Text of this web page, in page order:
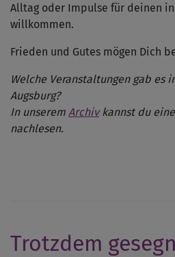
Alltag oder Impulse für deinen
willkommen.
Frieden und Gutes mögen Dich
Welche Veranstaltungen gab es
Augsburg?
In unserem Archivkannst du
nachlesen.
Trotzdem